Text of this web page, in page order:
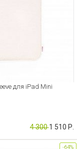
для iPad Mini
4 3001 510 Р.
-64%